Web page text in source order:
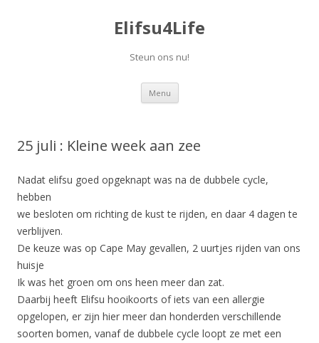
Elifsu4Life
Steun ons nu!
Menu Spring
inhoud
25 juli : Kleine week aan zee
Nadat elifsu goed opgeknapt was na de dubbele cycle,
hebben
we besloten om richting de kust te rijden, en daar 4 dagen te
verblijven.
De keuze was op Cape May gevallen, 2 uurtjes rijden van ons
huisje
Ik was het groen om ons heen meer dan zat.
Daarbij heeft Elifsu hooikoorts of iets van een allergie
opgelopen, er zijn hier meer dan honderden verschillende
soorten bomen, vanaf de dubbele cycle loopt ze met een